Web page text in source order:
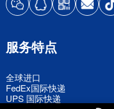
服务特点
全球进口
FedEx国际快递
UPS 国际快递